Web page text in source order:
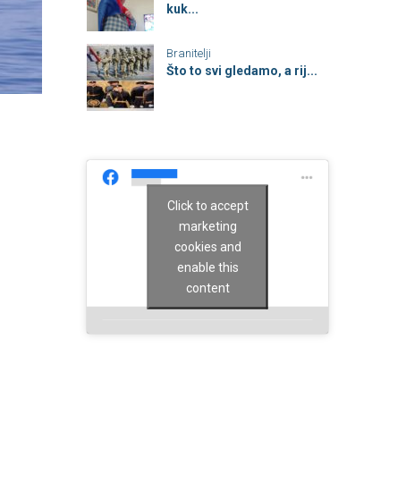
kuk...
Branitelji
Što to svi gledamo, a rij...
Click to accept
marketing
cookies and
enable this
content